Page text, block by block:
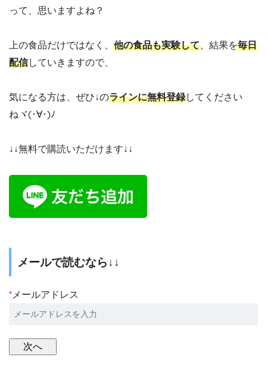
って、思いますよね？
上の食品だけではなく、 他の食品も実験して 、結果を毎日
配信していきますので、
気になる方は、ぜひ↓のラインに無料登録してください
ねヾ(･∀･)ﾉ
↓↓無料で購読いただけます↓↓
メールで読むなら↓↓
* メールアドレス